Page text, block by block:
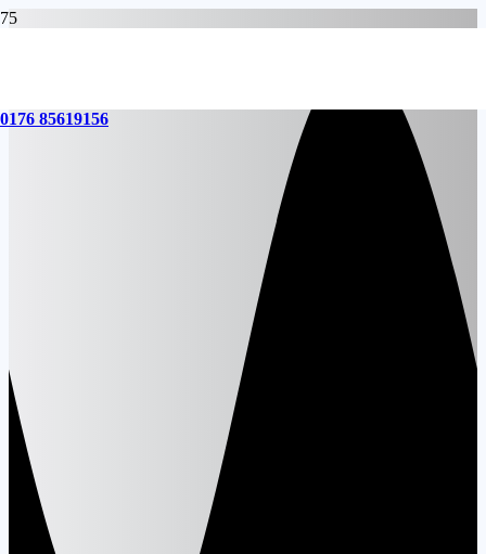
0176 85619156